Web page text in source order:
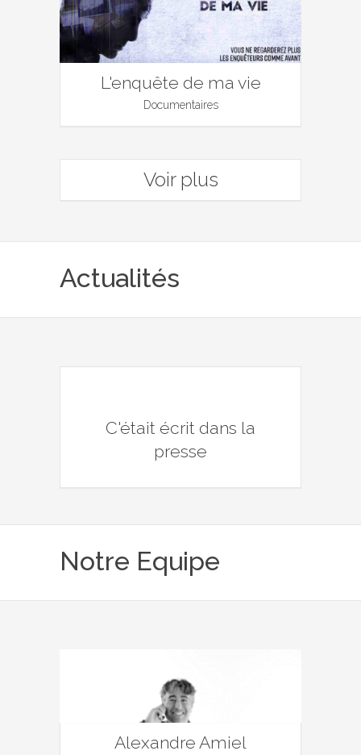
L'enquête de ma vie
Documentaires
Voir plus
Actualités
C'était écrit dans la
presse
Notre Equipe
Alexandre Amiel